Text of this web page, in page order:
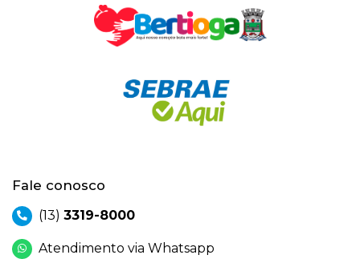
Fale conosco
(13) 3319-8000
Atendimento via Whatsapp